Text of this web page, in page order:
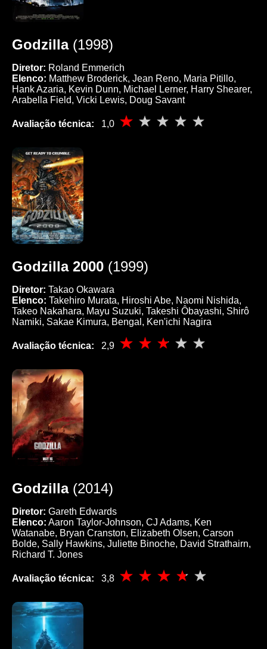
Godzilla(1998)
Diretor: Roland Emmerich
Elenco: Matthew Broderick, Jean Reno, Maria Pitillo,
Hank Azaria, Kevin Dunn, Michael Lerner, Harry Shearer,
Arabella Field, Vicki Lewis, Doug Savant
Avaliação técnica: 1,0
Godzilla 2000 (1999)
Diretor: Takao Okawara
Elenco: Takehiro Murata, Hiroshi Abe, Naomi Nishida,
Takeo Nakahara, Mayu Suzuki, Takeshi Ôbayashi, Shirô
Namiki, Sakae Kimura, Bengal, Ken'ichi Nagira
Avaliação técnica: 2,9
Godzilla(2014)
Diretor: Gareth Edwards
Elenco: Aaron Taylor-Johnson, CJ Adams, Ken
Watanabe, Bryan Cranston, Elizabeth Olsen, Carson
Bolde, Sally Hawkins, Juliette Binoche, David Strathairn,
Richard T. Jones
Avaliação técnica: 3,8